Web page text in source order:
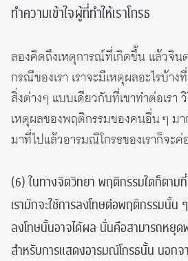
ทำความเข้าใจผู้ที่ทำให้เราโกรธ
ลองคิดถึงเหตุการณ์ที่เกิดขึ้น แล้วจินต
กรณีของเรา เราจะมีเหตุผลอะไรบ้าง
สิ่งต่างๆ แบบเดียวกับที่เขาทำต่อเรา
เหตุผลของพฤติกรรมของคนอื่น ๆ มา
มาที่ไปแล้วอารมณืโกรธของเราก็จะ
(6) ในทางจิตวิทยา พฤติกรรมใดก็ตาม
เรามักจะใช้การลงโทษต่อพฤติกรรมนั้น
ลงโทษนั้นอาจได้ผล นั่นคือสามารถหยุ
สำหรับการแสดงอารมณ์โกรธนั้น นอกจ